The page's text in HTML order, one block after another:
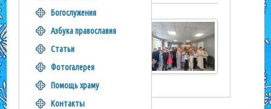
Богослужения
Азбука православия
Статьи
Фотогалерея
Помощь храму
Контакты